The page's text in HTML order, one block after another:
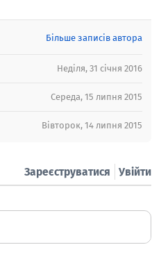
Більше записів автора
Неділя, 31 січня 2016
Середа, 15 липня 2015
Вівторок, 14 липня 2015
Увійти
Зареєструватися